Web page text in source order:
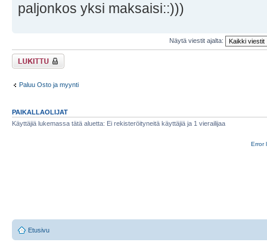
paljonkos yksi maksaisi::)))
Näytä viestit ajalta:
Viestiketju on
lukittu
Paluu Osto ja myynti
PAIKALLAOLIJAT
Käyttäjiä lukemassa tätä aluetta: Ei rekisteröityneitä käyttäjiä ja 1 vierailijaa
Error
Etusivu